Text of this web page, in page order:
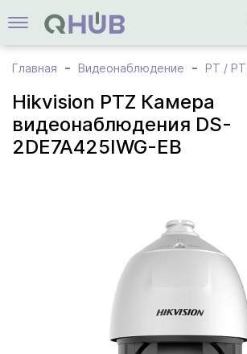
Главная Видеонаблюдение PT /
Hikvision PTZ Камера
видеонаблюдения DS-
2DE7A425IWG-EB